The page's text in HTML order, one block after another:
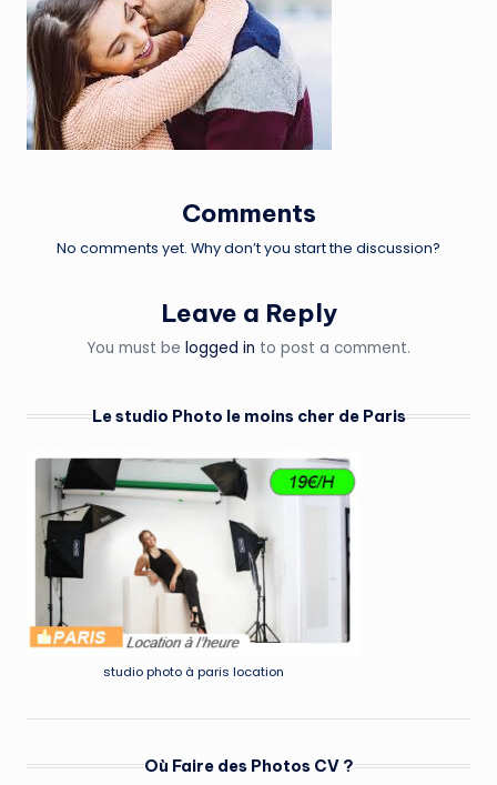
Comments
No comments yet. Why don’t you start the discussion?
Leave a Reply
You must be logged in to post a comment.
Le studio Photo le moins cher de Paris
studio photo à paris location
Où Faire des Photos CV ?